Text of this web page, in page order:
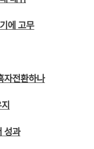
에 고무
자전환하나
성과